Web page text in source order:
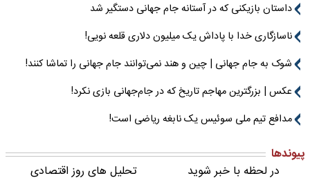
داستان بازیکنی که در آستانه جام جهانی دستگیر شد
ناسازگاری خدا با پاداش یک میلیون دلاری قلعه نویی!
شوک به جام جهانی | چین و هند نمی‌توانند جام جهانی را تماشا کنند!
عکس | بزرگترین مهاجم تاریخ که در جام‌جهانی بازی نکرد!
مدافع تیم ملی سوئیس یک نابغه ریاضی است!
پیوندها
در لحظه با خبر شوید
تحلیل های روز اقتصادی